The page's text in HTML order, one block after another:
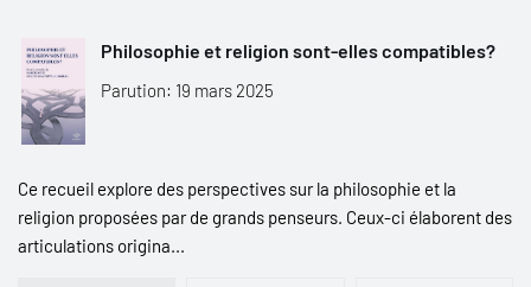
Philosophie et religion sont-elles compatibles?
Parution: 19 mars 2025
Ce recueil explore des perspectives sur la philosophie et la
religion proposées par de grands penseurs. Ceux-ci élaborent des
articulations origina...